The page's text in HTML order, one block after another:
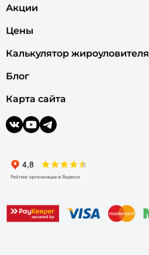
Акции
Цены
Калькулятор жироуловителя
Блог
Карта сайта